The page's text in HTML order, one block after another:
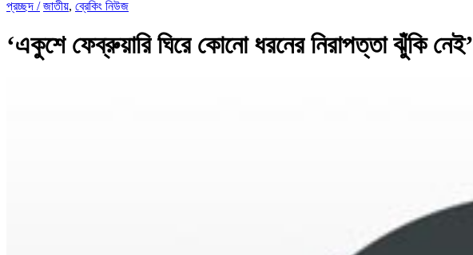
প্রচ্ছদ / জাতীয়, ব্রেকিং নিউজ
‘একুশে ফেব্রুয়ারি ঘিরে কোনো ধরনের নিরাপত্তা ঝুঁকি নেই’